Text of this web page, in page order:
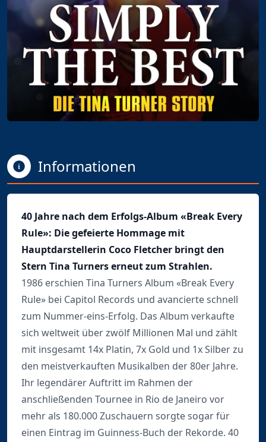
Informationen
40 Jahre nach dem Erfolgs-Album «Break Every
Rule»: Die gefeierte Hommage mit
Hauptdarstellerin Coco Fletcher bringt den
Stern Tina Turners erneut zum Strahlen.
1986 erschien Tina Turners Album «Break Every
Rule» bei Capitol Records und avancierte schnell
zum Nummer-eins-Erfolg. Das Album verkaufte
sich weltweit über zwölf Millionen Mal und zählt
mit insgesamt 14x Platin, 7x Gold und 1x Silber zu
den meistverkauften Musikalben der 80er Jahre.
Ihr legendärer Auftritt im Rahmen der
anschließenden Tournee in Rio de Janeiro vor
mehr als 180.000 Zuschauern sorgte sogar für
einen Eintrag im Guinness-Buch der Rekorde. 40